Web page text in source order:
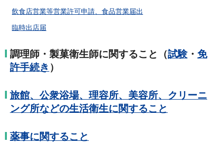
飲食店営業等営業許可申請、食品営業届出
臨時出店届
調理師・製菓衛生師に関すること（試験・ 免
許手続き ）
旅館、公衆浴場、理容所、美容所、クリーニ
ング所などの生活衛生に関すること
薬事に関すること